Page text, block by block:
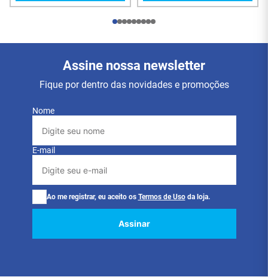
computação. sem trocar as pilhas graças ao botão
ligar/desligar e o modo de economia de energia de
Assine nossa newsletter
Fique por dentro das novidades e promoções
Nome
E-mail
Ao me registrar, eu aceito os Termos de Uso da loja.
Assinar